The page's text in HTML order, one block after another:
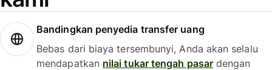
Bandingkan penyedia transfer uang
Bebas dari biaya tersembunyi, Anda akan selalu
mendapatkan nilai tukar tengah pasardengan